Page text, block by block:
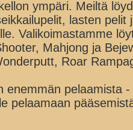
ympäri. Meiltä
lasten
Valikoimastamme
Mahjong ja
Roar
enemmän pelaamista
pelaamaan